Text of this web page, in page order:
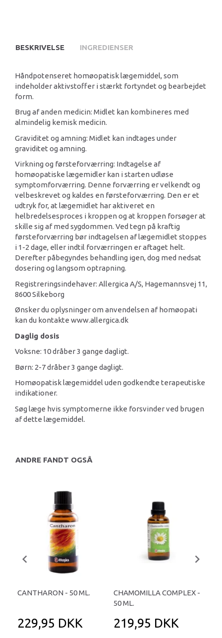
BESKRIVELSE INGREDIENSER
Håndpotenseret homøopatisk lægemiddel, som
indeholder aktivstoffer i stærkt fortyndet og bearbejdet
form.
Brug af anden medicin: Midlet kan kombineres med
almindelig kemisk medicin.
Graviditet og amning: Midlet kan indtages under
graviditet og amning.
Virkning og førsteforværring: Indtagelse af
homøopatiske lægemidler kan i starten udløse
symptomforværring. Denne forværring er velkendt og
velbeskrevet og kaldes en førsteforværring. Den er et
udtryk for, at lægemidlet har aktiveret en
helbredelsesproces i kroppen og at kroppen forsøger at
skille sig af med sygdommen. Ved tegn på kraftig
førsteforværring bør indtagelsen af lægemidlet stoppes
i 1-2 dage, eller indtil forværringen er aftaget helt.
Derefter påbegyndes behandling igen, dog med nedsat
dosering og langsom optrapning.
Registreringsindehaver: Allergica A/S, Hagemannsvej 11,
8600 Silkeborg
Ønsker du oplysninger om anvendelsen af homøopati
kan du kontakte www.allergica.dk
Daglig dosis
Voksne: 10 dråber 3 gange dagligt.
Børn: 2-7 dråber 3 gange dagligt.
Homøopatisk lægemiddel uden godkendte terapeutiske
indikationer.
Søg læge hvis symptomerne ikke forsvinder ved brugen
af dette lægemiddel.
ANDRE FANDT OGSÅ
CANTHARON - 50 ML.
229,95 DKK
CHAMOMILLA COMPLEX -
50 ML.
219,95 DKK